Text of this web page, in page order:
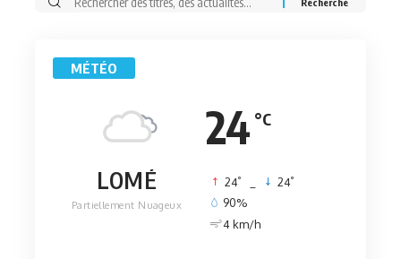
MÉTÉO
24 °C
LOMÉ
Partiellement Nuageux
24° 24°
90%
4 km/h